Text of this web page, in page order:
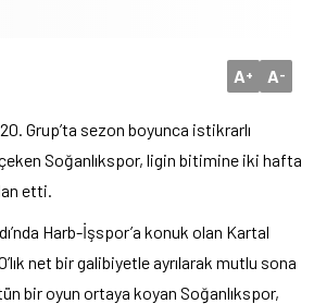
A+ A-
Grup’ta sezon boyunca istikrarlı
Soğanlıkspor, ligin bitimine iki hafta
etti.
Harb-İşspor’a konuk olan Kartal
net bir galibiyetle ayrılarak mutlu sona
bir oyun ortaya koyan Soğanlıkspor,